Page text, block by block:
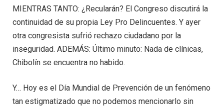
MIENTRAS TANTO: ¿Recularán? El Congreso discutirá la
continuidad de su propia Ley Pro Delincuentes. Y ayer
otra congresista sufrió rechazo ciudadano por la
inseguridad. ADEMÁS: Último minuto: Nada de clínicas,
Chibolín se encuentra no habido.
Y… Hoy es el Día Mundial de Prevención de un fenómeno
tan estigmatizado que no podemos mencionarlo sin